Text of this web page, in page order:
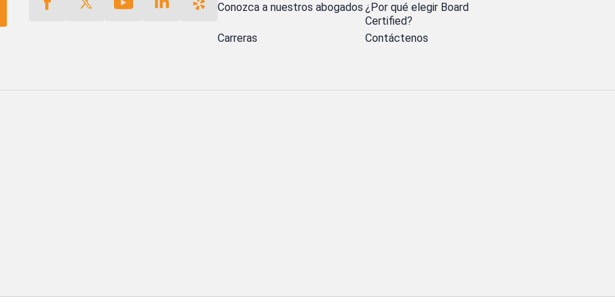
Conozca a nuestros abogados ¿Por qué elegir Board
Certified?
Carreras
Contáctenos